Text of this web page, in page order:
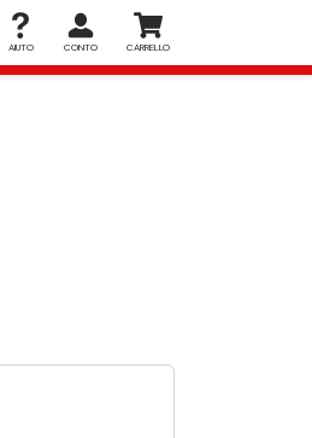
AIUTO CONTO CARRELLO